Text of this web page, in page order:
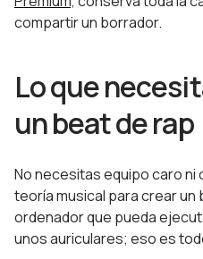
compartir un borrador.
Lo que
un beat de rap
No necesitas equipo caro
teoría musical para crear un
ordenador que pueda
unos auriculares; eso es